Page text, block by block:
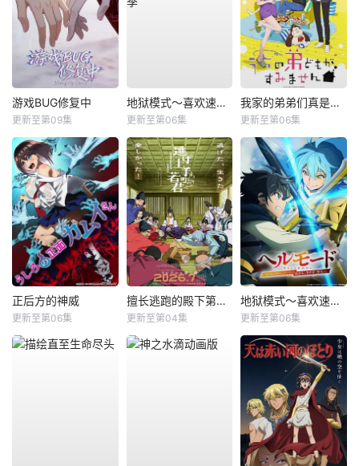
游戏BUG修复中
更新至第09集
地狱模式～喜欢速通游戏的玩家在废设定异世界无双～第二季
更新至第06集
我家的弟弟们真是让您费心了
更新至第06集
正后方的神威
更新至第06集
擅长逃跑的殿下第二季
更新至第04集
地狱模式～喜欢速通游戏的玩家在废设定异世界无双～第2季
更新至第06集